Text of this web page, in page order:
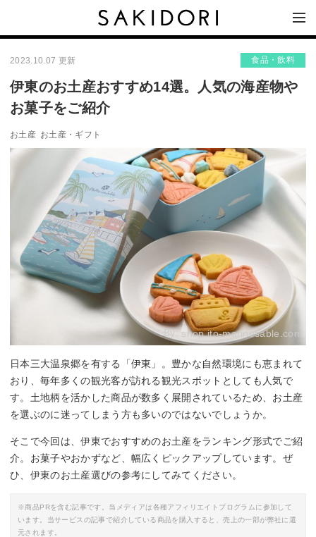
2023.10.07 更新 食品・飲料
伊東のお土産おすすめ14選。人気の海産物や
お菓子をご紹介
お土産 お土産・ギフト
By:shop.ito-marinesable.com
日本三大温泉郷を有する「伊東」。豊かな自然環境にも恵まれて
おり、毎年多くの観光客が訪れる観光スポットとしても人気で
す。土地柄を活かした商品が数多く展開されているため、お土産
を選ぶのに迷ってしまう方も多いのではないでしょうか。
そこで今回は、伊東でおすすめのお土産をランキング形式でご紹
介。お菓子やおかずなど、幅広くピックアップしています。ぜ
ひ、伊東のお土産選びの参考にしてみてください。
※商品PRを含む記事です。当メディアは各種アフィリエイトプログラムに参加して
います。当サービスの記事で紹介している商品を購入すると、売上の一部が弊社に還
元されます。